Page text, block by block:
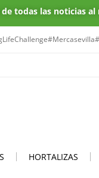
de todas las noticias
#Mercasevilla
HORTALIZAS